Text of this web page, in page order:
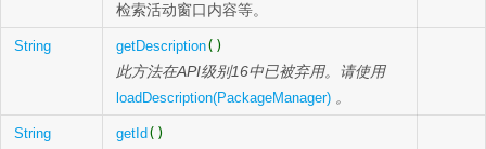
检索活动窗口内容等。
String getDescription()
此方法在API级别16中已被弃用。请使用
loadDescription(PackageManager) 。
String getId ()